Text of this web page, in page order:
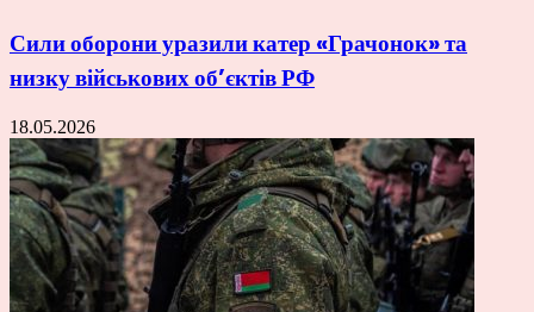
Сили оборони уразили катер «Грачонок» та
низку військових об’єктів РФ
18.05.2026